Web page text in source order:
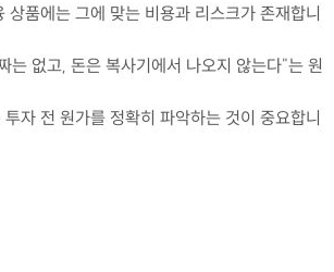
상품에는 그에 맞는 비용과 리스크가 존재합니
는 없고, 돈은 복사기에서 나오지 않는다"는 원
자 전 원가를 정확히 파악하는 것이 중요합니